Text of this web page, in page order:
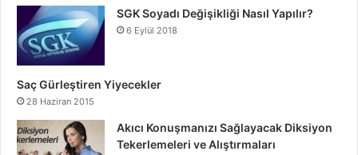
SGK Soyadı Değişikliği Nasıl Yapılır?
6 Eylül 2018
Saç Gürleştiren Yiyecekler
28 Haziran 2015
Akıcı Konuşmanızı Sağlayacak Diksiyon
Tekerlemeleri ve Alıştırmaları